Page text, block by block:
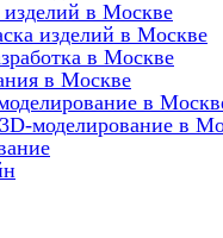
изделий в Москве
изделий в Москве
в Москве
в Москве
в
моделирование в